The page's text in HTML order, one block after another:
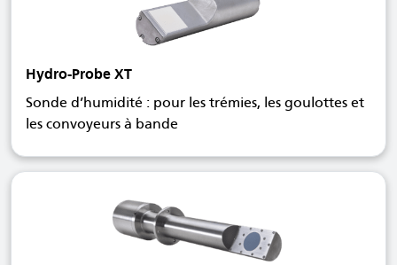
Hydro-Probe XT
Sonde d’humidité : pour les trémies, les goulottes et
les convoyeurs à bande